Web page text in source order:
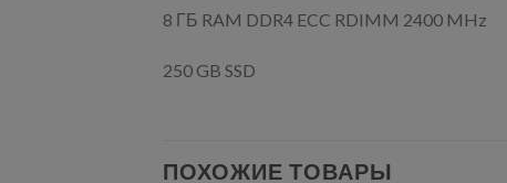
8 ГБ RAM DDR4 ECC RDIMM 2400 MHz
250 GB SSD
ПОХОЖИЕ ТОВАРЫ